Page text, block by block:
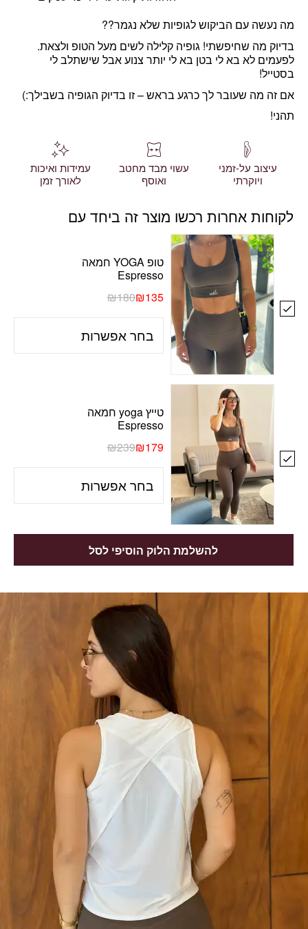
מה נעשה עם הביקוש לגופיות שלא נגמר??
בדיוק מה שחיפשתי! גופיה קלילה לשים מעל הטופ ולצאת.
לפעמים לא בא לי בטן בא לי יותר צנוע אבל שישתלב לי
בסטייל!
אם זה מה שעובר לך כרגע בראש – זו בדיוק הגופיה בשבילך:)
תהני!
עיצוב על-זמני
ויוקרתי
עשוי מבד מחטב
ואוסף
עמידות ואיכות
לאורך זמן
לקוחות אחרות רכשו מוצר זה ביחד עם
טופ YOGA חמאה
Espresso
₪180₪135
טייץ yoga חמאה
Espresso
₪239₪179
להשלמת הלוק הוסיפי לסל